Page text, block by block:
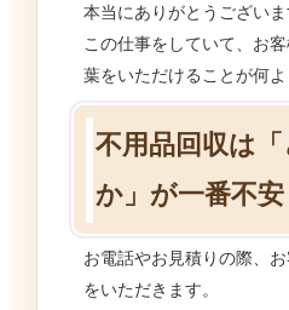
本当にありがとうございま
この仕事をしていて、お
葉をいただけることが何よ
不用品回収は
か」が一番不安
お電話やお見積りの際、
をいただきます。